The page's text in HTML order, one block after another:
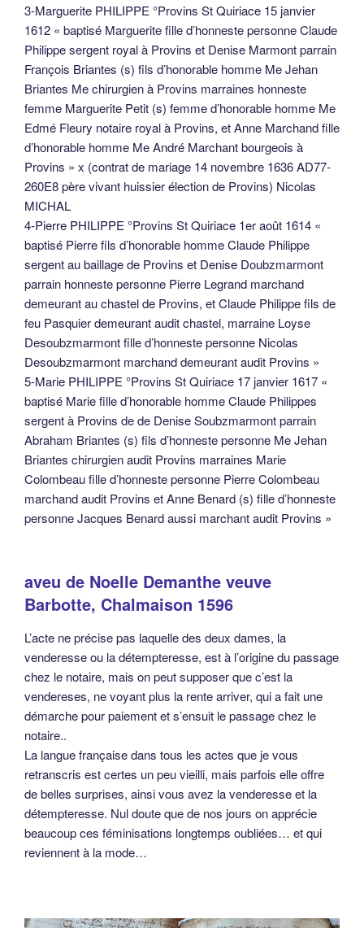
3-Marguerite PHILIPPE °Provins St Quiriace 15 janvier
1612 « baptisé Marguerite fille d’honneste personne Claude
Philippe sergent royal à Provins et Denise Marmont parrain
François Briantes (s) fils d’honorable homme Me Jehan
Briantes Me chirurgien à Provins marraines honneste
femme Marguerite Petit (s) femme d’honorable homme Me
Edmé Fleury notaire royal à Provins, et Anne Marchand fille
d’honorable homme Me André Marchant bourgeois à
Provins » x (contrat de mariage 14 novembre 1636 AD77-
260E8 père vivant huissier élection de Provins) Nicolas
MICHAL
4-Pierre PHILIPPE °Provins St Quiriace 1er août 1614 «
baptisé Pierre fils d’honorable homme Claude Philippe
sergent au baillage de Provins et Denise Doubzmarmont
parrain honneste personne Pierre Legrand marchand
demeurant au chastel de Provins, et Claude Philippe fils de
feu Pasquier demeurant audit chastel, marraine Loyse
Desoubzmarmont fille d’honneste personne Nicolas
Desoubzmarmont marchand demeurant audit Provins »
5-Marie PHILIPPE °Provins St Quiriace 17 janvier 1617 «
baptisé Marie fille d’honorable homme Claude Philippes
sergent à Provins de de Denise Soubzmarmont parrain
Abraham Briantes (s) fils d’honneste personne Me Jehan
Briantes chirurgien audit Provins marraines Marie
Colombeau fille d’honneste personne Pierre Colombeau
marchand audit Provins et Anne Benard (s) fille d’honneste
personne Jacques Benard aussi marchant audit Provins »
aveu de Noelle Demanthe veuve
Barbotte, Chalmaison 1596
L’acte ne précise pas laquelle des deux dames, la
venderesse ou la détempteresse, est à l’origine du passage
chez le notaire, mais on peut supposer que c’est la
vendereses, ne voyant plus la rente arriver, qui a fait une
démarche pour paiement et s’ensuit le passage chez le
notaire..
La langue française dans tous les actes que je vous
retranscris est certes un peu vieilli, mais parfois elle offre
de belles surprises, ainsi vous avez la venderesse et la
détempteresse. Nul doute que de nos jours on apprécie
beaucoup ces féminisations longtemps oubliées… et qui
reviennent à la mode…